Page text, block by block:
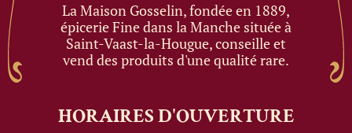
La Maison Gosselin, fondée en 1889,
épicerie Fine dans la Manche située à
Saint-Vaast-la-Hougue, conseille et
vend des produits d'une qualité rare.
HORAIRESD'OUVERTURE